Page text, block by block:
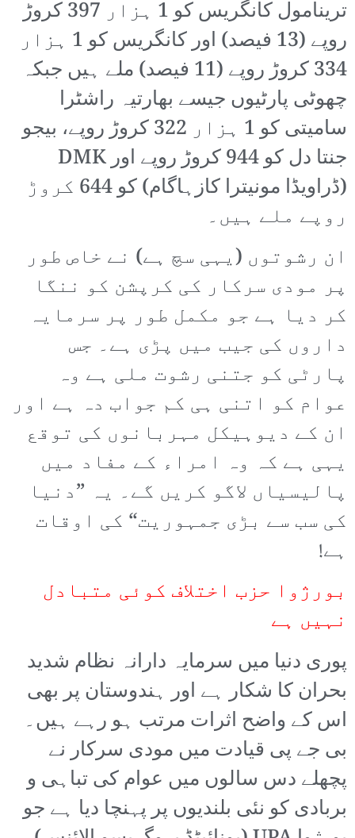
ترینامول کانگریس کو 1 ہزار 397 کروڑ
روپے (13 فیصد) اور کانگریس کو 1 ہزار
334 کروڑ روپے (11 فیصد) ملے ہیں جبکہ
چھوٹی پارٹیوں جیسے بھارتیہ راشٹرا
سامیتی کو 1 ہزار 322 کروڑ روپے، بیجو
جنتا دل کو 944 کروڑ روپے اور DMK
(ڈراویڈا مونیترا کازہاگام) کو 644 کروڑ
روپے ملے ہیں۔
ان رشوتوں (یہی سچ ہے) نے خاص طور
پر مودی سرکار کی کرپشن کو ننگا
کر دیا ہے جو مکمل طور پر سرمایہ
داروں کی جیب میں پڑی ہے۔ جس
پارٹی کو جتنی رشوت ملی ہے وہ
عوام کو اتنی ہی کم جواب دہ ہے اور
ان کے دیوہیکل مہربانوں کی توقع
یہی ہے کہ وہ امراء کے مفاد میں
پالیسیاں لاگو کریں گے۔ یہ ”دنیا
کی سب سے بڑی جمہوریت“ کی اوقات
ہے!
بورژوا حزب اختلاف کوئی متبادل
نہیں ہے
پوری دنیا میں سرمایہ دارانہ نظام شدید
بحران کا شکار ہے اور ہندوستان پر بھی
اس کے واضح اثرات مرتب ہو رہے ہیں۔
بی جے پی قیادت میں مودی سرکار نے
پچھلے دس سالوں میں عوام کی تباہی و
بربادی کو نئی بلندیوں پر پہنچا دیا ہے جو